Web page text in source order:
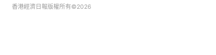
香港經濟日報版權所有©2026